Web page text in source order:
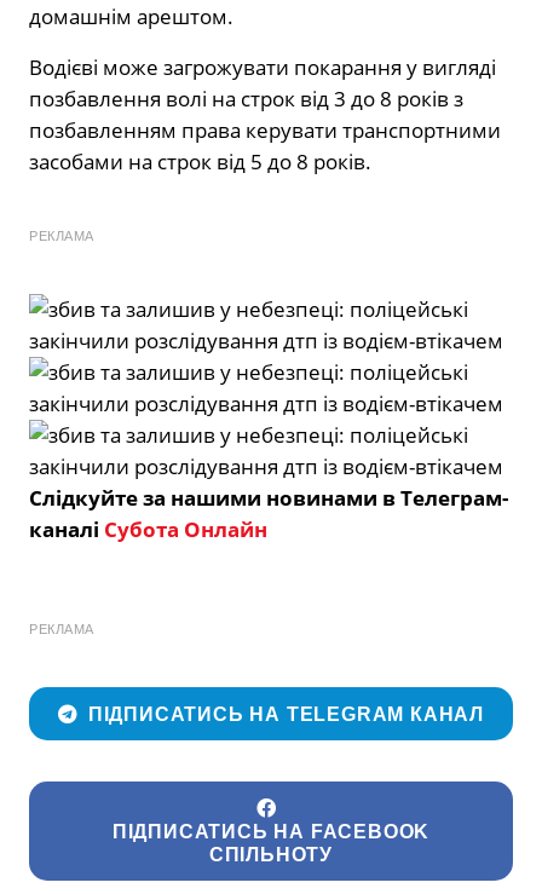
домашнім арештом.
Водієві може загрожувати покарання у вигляді
позбавлення волі на строк від 3 до 8 років з
позбавленням права керувати транспортними
засобами на строк від 5 до 8 років.
РЕКЛАМА
Слідкуйте за нашими новинами в Телеграм-
каналі Субота Онлайн
РЕКЛАМА
ПІДПИСАТИСЬ НА TELEGRAM КАНАЛ
ПІДПИСАТИСЬ НА FACEBOOK
СПІЛЬНОТУ